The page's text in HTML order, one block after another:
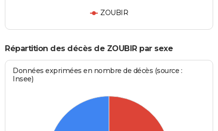
ZOUBIR
Répartition des décès de ZOUBIR par sexe
Données exprimées en nombre de décès (source :
Insee)